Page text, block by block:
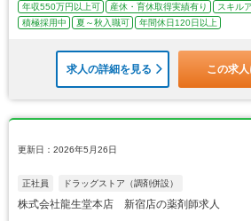
年収550万円以上可 産休・育休取得実績有り スキル
積極採用中
夏～秋入職可 年間休日120日以上
求人の詳細を見る この求
更新日：2026年5月26日
正社員 ドラッグストア（調剤併設）
株式会社龍生堂本店 新宿店の薬剤師求人